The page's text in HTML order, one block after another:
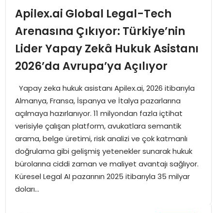
TEKNOLOJI
EĞITIM
SPOR
GÜNDEM
MAGAZIN
Apilex.ai Global Legal-Tech
Arenasına Çıkıyor: Türkiye’nin
Lider Yapay Zekâ Hukuk Asistanı
2026’da Avrupa’ya Açılıyor
Yapay zeka hukuk asistanı Apilex.ai, 2026 itibarıyla
Almanya, Fransa, İspanya ve İtalya pazarlarına
açılmaya hazırlanıyor. 11 milyondan fazla içtihat
verisiyle çalışan platform, avukatlara semantik
arama, belge üretimi, risk analizi ve çok katmanlı
doğrulama gibi gelişmiş yetenekler sunarak hukuk
bürolarına ciddi zaman ve maliyet avantajı sağlıyor.
Küresel Legal AI pazarının 2025 itibarıyla 35 milyar
doları…